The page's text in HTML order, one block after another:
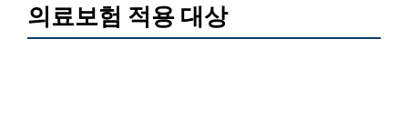
의료보험 적용 대상